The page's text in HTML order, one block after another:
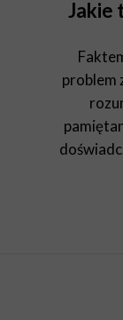
Jakie
problem